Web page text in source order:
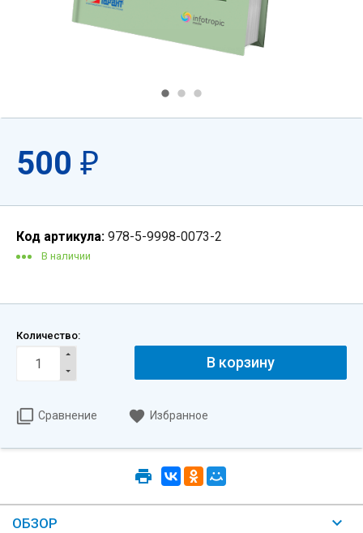
500 ₽
Код артикула: 978-5-9998-0073-2
В наличии
Количество:
В корзину
Сравнение Избранное
ОБЗОР